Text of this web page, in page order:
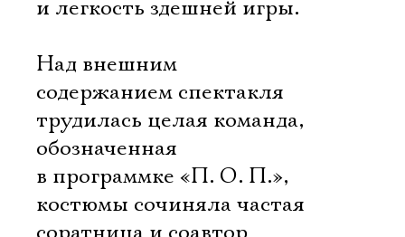
и легкость здешней игры.
Над внешним
содержанием спектакля
трудилась целая команда,
обозначенная
в программке «П. О. П.»,
костюмы сочиняла частая